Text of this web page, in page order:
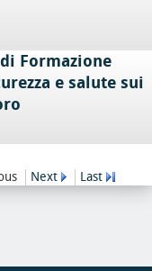
Formazione
e salute sui
Next Last